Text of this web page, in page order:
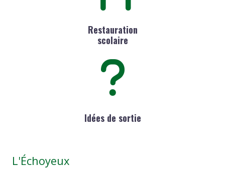
Restauration
scolaire
Idées de sortie
L'Échoyeux